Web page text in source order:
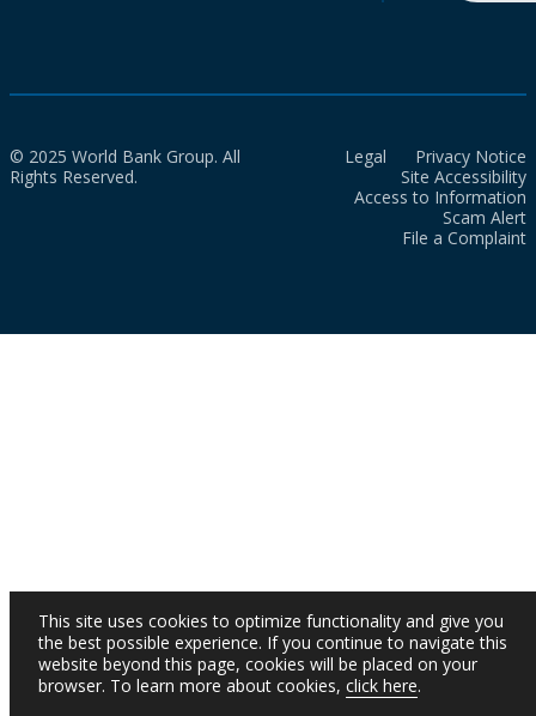
© 2025 World Bank Group. All
Rights Reserved.
Legal
Privacy Notice
Site Accessibility
Access to Information
Scam Alert
File a Complaint
This site uses cookies to optimize functionality and give you
the best possible experience. If you continue to navigate this
website beyond this page, cookies will be placed on your
browser. To learn more about cookies, click here.